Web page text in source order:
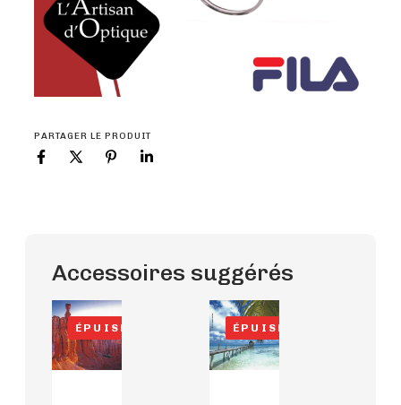
PARTAGER LE PRODUIT
Accessoires suggérés
ÉPUISÉ ÉPUISÉ